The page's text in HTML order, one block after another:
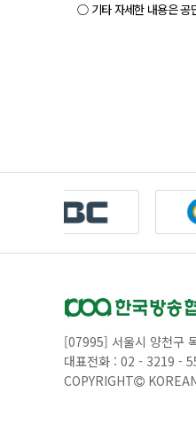
○ 기타 자세한 내용은 공
[07995] 서울시 양천구
대표전화 : 02 - 3219 -
COPYRIGHT